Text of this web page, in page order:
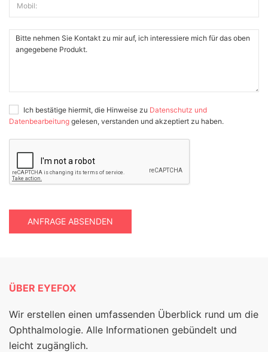
Mobil:
Ich bestätige hiermit, die Hinweise zu Datenschutz und
Datenbearbeitung gelesen, verstanden und akzeptiert zu haben.
ANFRAGE ABSENDEN
ÜBER EYEFOX
Wir erstellen einen umfassenden Überblick rund um die
Ophthalmologie. Alle Informationen gebündelt und
leicht zugänglich.